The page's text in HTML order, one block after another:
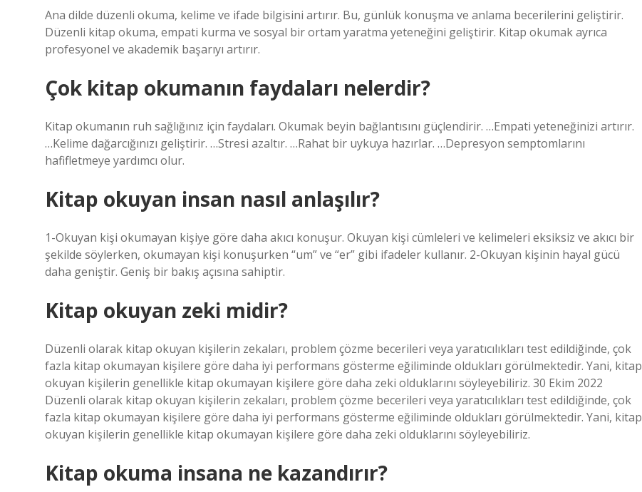
Ana dilde düzenli okuma, kelime ve ifade bilgisini artırır. Bu, günlük konuşma ve anlama becerilerini geliştirir.
Düzenli kitap okuma, empati kurma ve sosyal bir ortam yaratma yeteneğini geliştirir. Kitap okumak ayrıca
profesyonel ve akademik başarıyı artırır.
Çok kitap okumanın faydaları nelerdir?
Kitap okumanın ruh sağlığınız için faydaları. Okumak beyin bağlantısını güçlendirir. …Empati yeteneğinizi artırır.
…Kelime dağarcığınızı geliştirir. …Stresi azaltır. …Rahat bir uykuya hazırlar. …Depresyon semptomlarını
hafifletmeye yardımcı olur.
Kitap okuyan insan nasıl anlaşılır?
1-Okuyan kişi okumayan kişiye göre daha akıcı konuşur. Okuyan kişi cümleleri ve kelimeleri eksiksiz ve akıcı bir
şekilde söylerken, okumayan kişi konuşurken “um” ve “er” gibi ifadeler kullanır. 2-Okuyan kişinin hayal gücü
daha geniştir. Geniş bir bakış açısına sahiptir.
Kitap okuyan zeki midir?
Düzenli olarak kitap okuyan kişilerin zekaları, problem çözme becerileri veya yaratıcılıkları test edildiğinde, çok
fazla kitap okumayan kişilere göre daha iyi performans gösterme eğiliminde oldukları görülmektedir. Yani, kitap
okuyan kişilerin genellikle kitap okumayan kişilere göre daha zeki olduklarını söyleyebiliriz. 30 Ekim 2022
Düzenli olarak kitap okuyan kişilerin zekaları, problem çözme becerileri veya yaratıcılıkları test edildiğinde, çok
fazla kitap okumayan kişilere göre daha iyi performans gösterme eğiliminde oldukları görülmektedir. Yani, kitap
okuyan kişilerin genellikle kitap okumayan kişilere göre daha zeki olduklarını söyleyebiliriz.
Kitap okuma insana ne kazandırır?